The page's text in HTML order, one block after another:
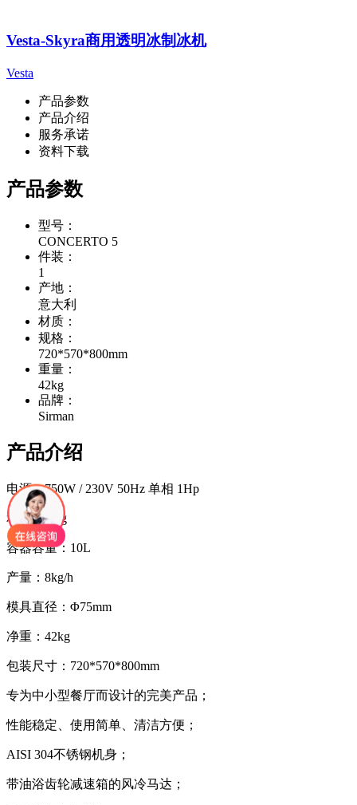
Vesta-Skyra商用透明冰制冰机
Vesta
产品参数
产品介绍
服务承诺
资料下载
产品参数
型号：
CONCERTO 5
件装：
1
产地：
意大利
材质：
规格：
720*570*800mm
重量：
42kg
品牌：
Sirman
产品介绍
电源：750W / 230V 50Hz 单相 1Hp
和面量4Kg
容器容量：10L
产量：8kg/h
模具直径：Φ75mm
净重：42kg
包装尺寸：720*570*800mm
专为中小型餐厅而设计的完美产品；
性能稳定、使用简单、清洁方便；
AISI 304不锈钢机身；
带油浴齿轮减速箱的风冷马达；